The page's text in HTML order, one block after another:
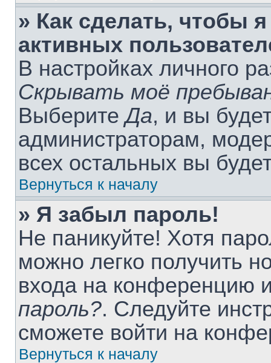
» Как сделать, чтобы
активных
В настройках личного
Скрывать моё
ВыберитеДа, и вы
администраторам,
всех остальных вы
Вернуться к началу
» Я забыл пароль!
Не паникуйте! Хотя
можно легко получить
входа на конференцию
пароль?. Следуйте
сможете войти на
Вернуться к началу